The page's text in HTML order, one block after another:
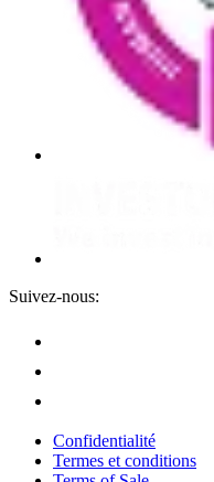
Suivez-nous:
Confidentialité
Termes et conditions